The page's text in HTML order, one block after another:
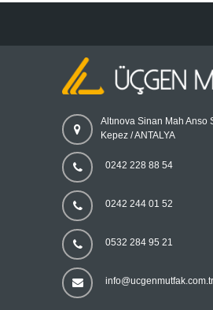
Altınova Sinan Mah Anso
Kepez / ANTALYA
0242 228 88 54
0242 244 01 52
0532 284 95 21
info@ucgenmutfak.com.tr